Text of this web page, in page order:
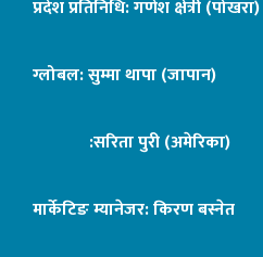
प्रदेश प्रतिनिधि: गणेश क्षेत्री (पोखरा)
ग्लोबल: सुम्मा थापा (जापान)
:सरिता पुरी (अमेरिका)
मार्केटिङ म्यानेजर: किरण बस्नेत